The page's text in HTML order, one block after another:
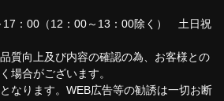
17：00（12：00～13：00除く） 土日祝
質向上及び内容の確認の為、お客様との
場合がございます。
なります。WEB広告等の勧誘は一切お断